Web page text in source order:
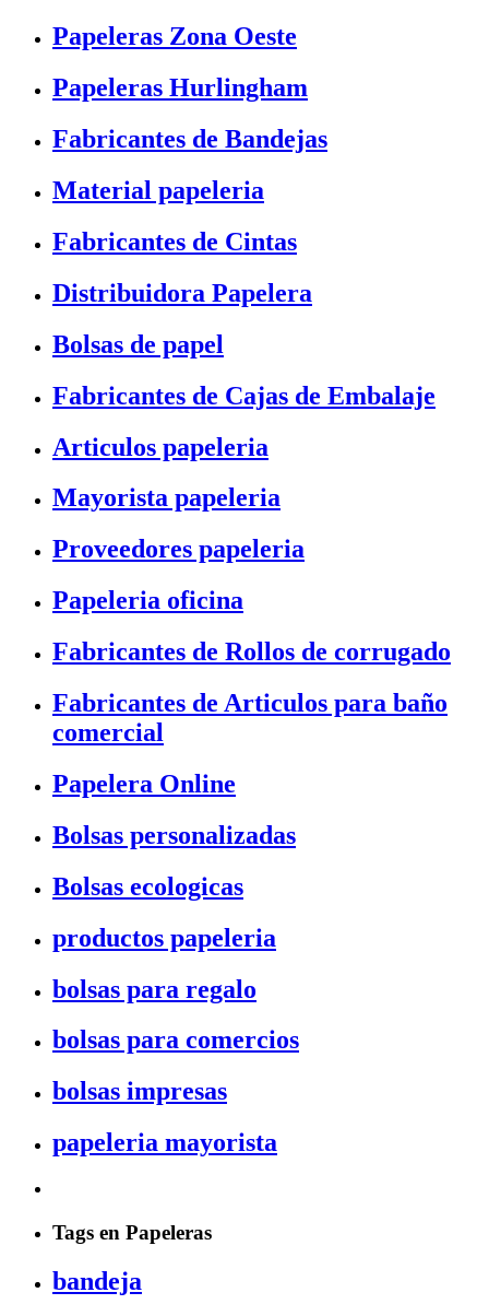
Papeleras Zona Oeste
Papeleras Hurlingham
Fabricantes de Bandejas
Material papeleria
Fabricantes de Cintas
Distribuidora Papelera
Bolsas de papel
Fabricantes de Cajas de Embalaje
Articulos papeleria
Mayorista papeleria
Proveedores papeleria
Papeleria oficina
Fabricantes de Rollos de corrugado
Fabricantes de Articulos para baño
comercial
Papelera Online
Bolsas personalizadas
Bolsas ecologicas
productos papeleria
bolsas para regalo
bolsas para comercios
bolsas impresas
papeleria mayorista
Tags en Papeleras
bandeja